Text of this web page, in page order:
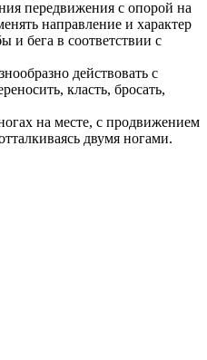
передвижения с опорой на
направление и характер
и бега в соответствии с
действовать с
класть, бросать,
на месте, с продвижением
двумя ногами.